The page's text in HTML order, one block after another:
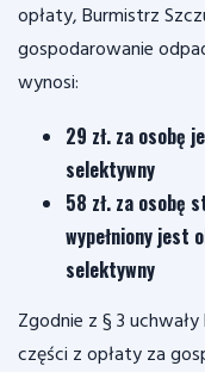
opłaty, Burmistrz
gospodarowanie
wynosi:
29 zł. za osobę
selektywny
58 zł. za osobę
wypełniony jest
selektywny
Zgodnie z § 3
części z opłaty za